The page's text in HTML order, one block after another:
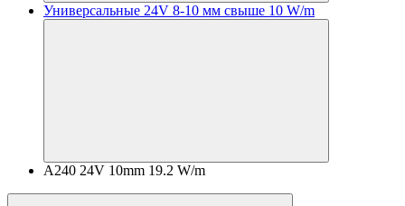
Универсальные 24V 8-10 мм свыше 10 W/m
A240 24V 10mm 19.2 W/m